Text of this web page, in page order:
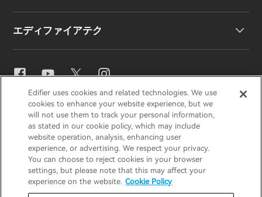
お問い合わせ
ニュースルーム
販売代理店になる
エディファイアテク
イコライザー設定
Snapdragon Sound™
音楽ストリーミング
EDIFIERAIRPULSESTAXHECATE
プライバシー通知クッキー通知
Japan / 日本語
Edifier uses cookies and related technologies. We use
cookies to enhance your website experience, but we
will not use them to track your personal information,
as stated in our cookie policy, which may include
website operation, analysis, enhancing user
experience, or advertising. We respect your privacy.
You can choose to reject cookies in your browser
settings, but please note that this may affect your
experience on the website. Cookie Policy